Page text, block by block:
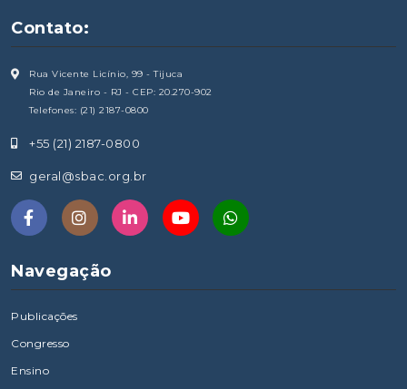
Contato:
Rua Vicente Licínio, 99 - Tijuca
Rio de Janeiro - RJ - CEP: 20.270-902
Telefones: (21) 2187-0800
+55 (21) 2187-0800
geral@sbac.org.br
Navegação
Publicações
Congresso
Ensino